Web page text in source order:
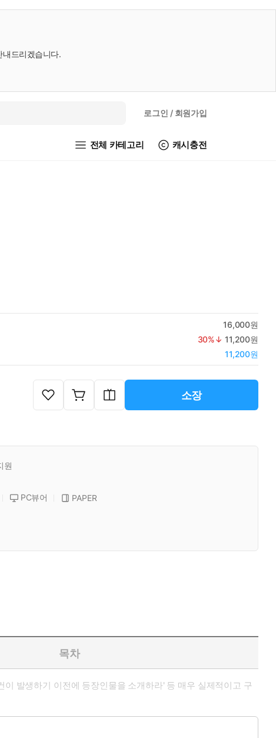
드리겠습니다.
로그인 / 회원가입
전체 카테고리 캐시충전
16,000원
30%↓ 11,200원
11,200원
소장
원
PC뷰어
PAPER
목차
발생하기 이전에 등장인물을 소개하라' 등 매우 실제적이고 구
'을 달고, 작품의 구체적 장면들의 예를 들고 있어 실제 창작에 도